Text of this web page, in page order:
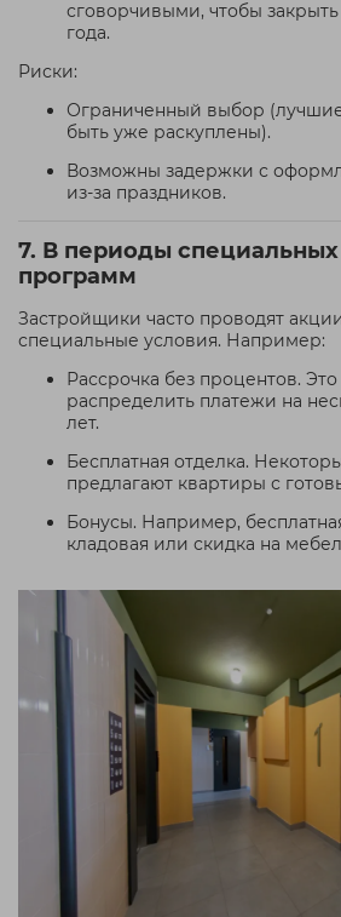
сговорчивыми, чтобы
года.
Риски:
Ограниченный выбор
быть уже раскуплены).
Возможны задержки с
из-за праздников.
7. В периоды
программ
Застройщики часто проводят
специальные условия. Например:
Рассрочка без процентов.
распределить платежи на
лет.
Бесплатная отделка.
предлагают квартиры с
Бонусы. Например,
кладовая или скидка на